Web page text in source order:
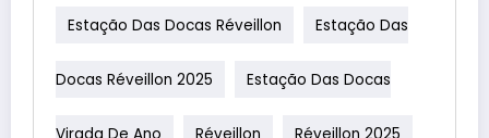
Estação Das Docas Réveillon Estação Das
Docas Réveillon 2025 Estação Das Docas